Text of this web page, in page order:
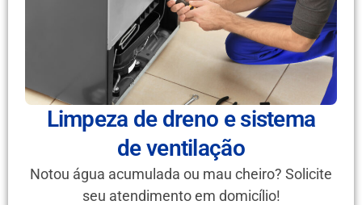
Limpeza de dreno e sistema
de ventilação
Notou água acumulada ou mau cheiro? Solicite
seu atendimento em domicílio!